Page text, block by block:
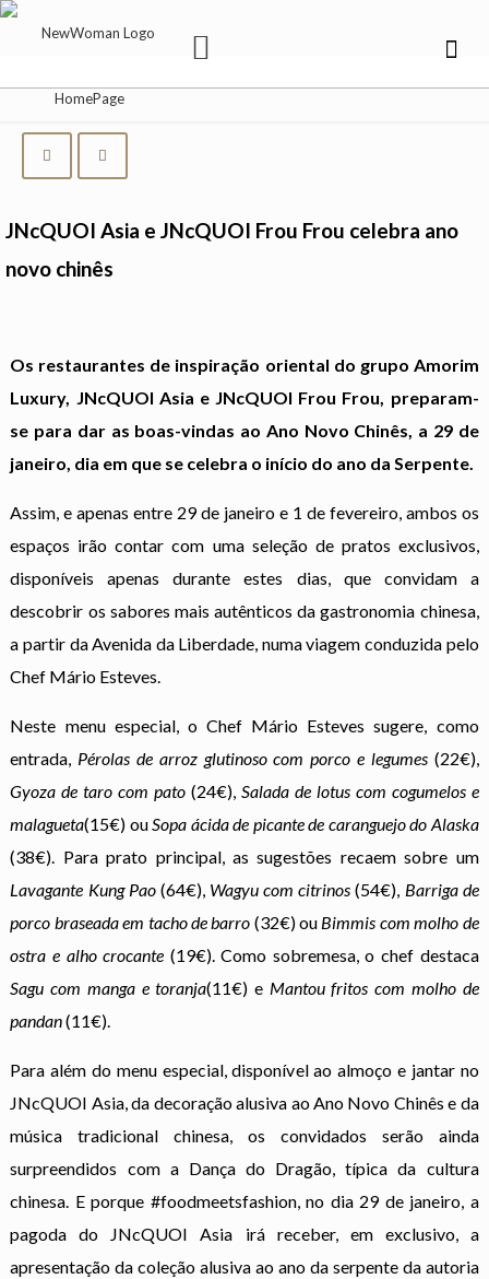
JNcQUOI Asia e JNcQUOI Frou Frou celebra ano
novo chinês
Os restaurantes de inspiração oriental do grupo Amorim
Luxury, JNcQUOI Asia e JNcQUOI Frou Frou, preparam-
se para dar as boas-vindas ao Ano Novo Chinês, a 29 de
janeiro, dia em que se celebra o início do ano da Serpente.
Assim, e apenas entre 29 de janeiro e 1 de fevereiro, ambos os
espaços irão contar com uma seleção de pratos exclusivos,
disponíveis apenas durante estes dias, que convidam a
descobrir os sabores mais autênticos da gastronomia chinesa,
a partir da Avenida da Liberdade, numa viagem conduzida pelo
Chef Mário Esteves.
Neste menu especial, o Chef Mário Esteves sugere, como
entrada, Pérolas de arroz glutinoso com porco e legumes(22€),
Gyoza de taro com pato (24€), Salada de lotus com cogumelos e
malagueta(15€) ouSopa ácida de picante de caranguejo do Alaska
(38€). Para prato principal, as sugestões recaem sobre um
Lavagante Kung Pao(64€), Wagyu com citrinos (54€), Barriga de
porco braseada em tacho de barro (32€) ou Bimmis com molho de
ostra e alho crocante (19€). Como sobremesa, o chef destaca
Sagu com manga e toranja(11€) e Mantou fritos com molho de
pandan(11€).
Para além do menu especial, disponível ao almoço e jantar no
JNcQUOI Asia, da decoração alusiva ao Ano Novo Chinês e da
música tradicional chinesa, os convidados serão ainda
surpreendidos com a Dança do Dragão, típica da cultura
chinesa. E porque #foodmeetsfashion, no dia 29 de janeiro, a
pagoda do JNcQUOI Asia irá receber, em exclusivo, a
apresentação da coleção alusiva ao ano da serpente da autoria